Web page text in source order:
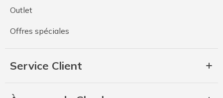
Outlet
Offres spéciales
Service Client